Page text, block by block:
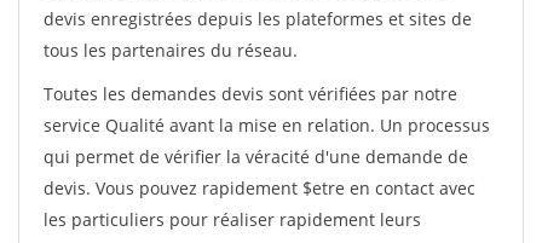
devis enregistrées depuis les plateformes et sites de
tous les partenaires du réseau.
Toutes les demandes devis sont vérifiées par notre
service Qualité avant la mise en relation. Un processus
qui permet de vérifier la véracité d'une demande de
devis. Vous pouvez rapidement $etre en contact avec
les particuliers pour réaliser rapidement leurs